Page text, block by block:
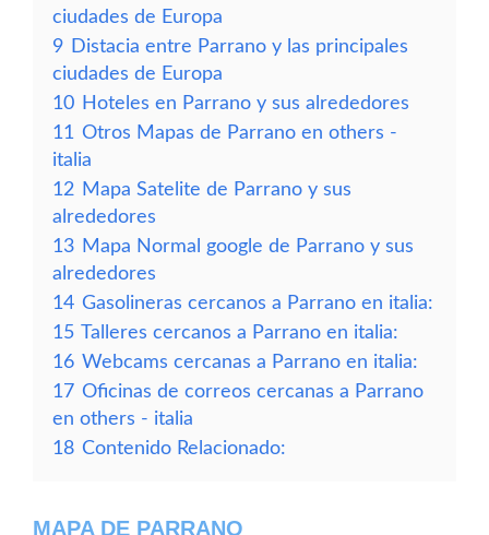
ciudades de Europa
9 Distacia entre Parrano y las principales
ciudades de Europa
10 Hoteles en Parrano y sus alrededores
11 Otros Mapas de Parrano en others -
italia
12 Mapa Satelite de Parrano y sus
alrededores
13 Mapa Normal google de Parrano y sus
alrededores
14 Gasolineras cercanos a Parrano en italia:
15 Talleres cercanos a Parrano en italia:
16 Webcams cercanas a Parrano en italia:
17 Oficinas de correos cercanas a Parrano
en others - italia
18 Contenido Relacionado:
MAPA DE PARRANO